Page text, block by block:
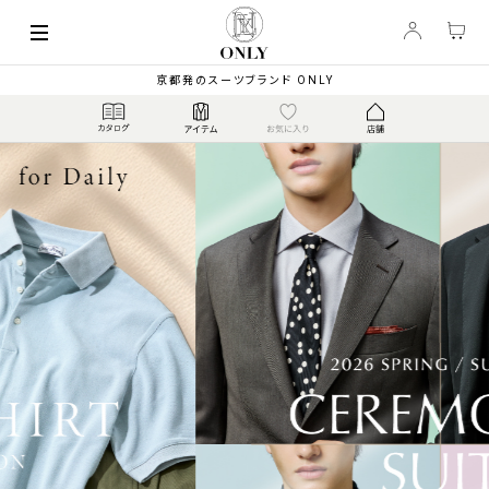
京都発のスーツブランド ONLY